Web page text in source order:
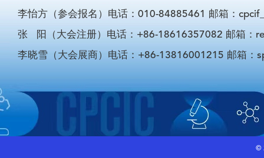
李怡方（参会报名）电话：010-84885461 邮箱：
张 阳（大会注册）电话：+86-18616357082 邮箱：
李晓雪（大会展商）电话：+86-13816001215 邮箱：
©